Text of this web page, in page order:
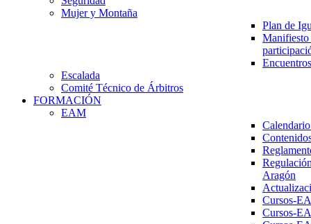
Mujer y Montaña
Plan de
Escalada
Comité Técnico de Árbitros
FORMACIÓN
EAM
Aragón
Cursos-
Cursos-